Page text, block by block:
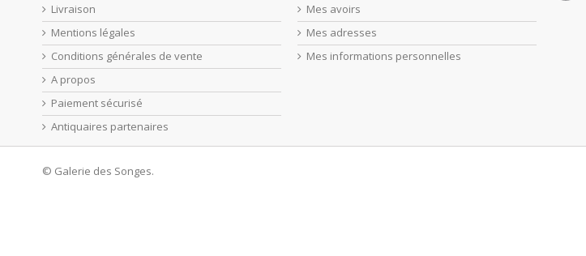
Livraison
Mentions légales
Conditions générales de vente
A propos
Paiement sécurisé
Antiquaires partenaires
Mes avoirs
Mes adresses
Mes informations personnelles
© Galerie des Songes.